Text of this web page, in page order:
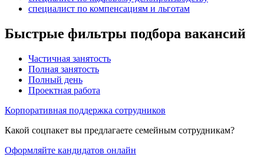
специалист по компенсациям и льготам
Быстрые фильтры подбора вакансий
Частичная занятость
Полная занятость
Полный день
Проектная работа
Корпоративная поддержка сотрудников
Какой соцпакет вы предлагаете семейным сотрудникам?
Оформляйте кандидатов онлайн